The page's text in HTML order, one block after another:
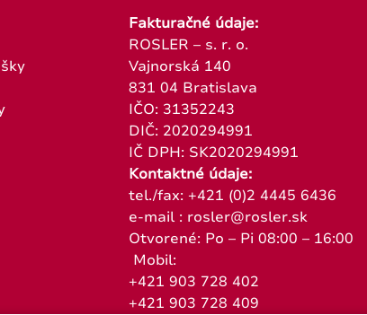
Fakturačné údaje:
ROSLER – s. r. o.
Vajnorská 140
831 04 Bratislava
IČO: 31352243
DIČ: 2020294991
IČ DPH: SK2020294991
Kontaktné údaje:
tel./fax: +421 (0)2 4445 6436
e-mail : rosler@rosler.sk
Otvorené: Po – Pi 08:00 – 16:00
Mobil:
+421 903 728 402
+421 903 728 409